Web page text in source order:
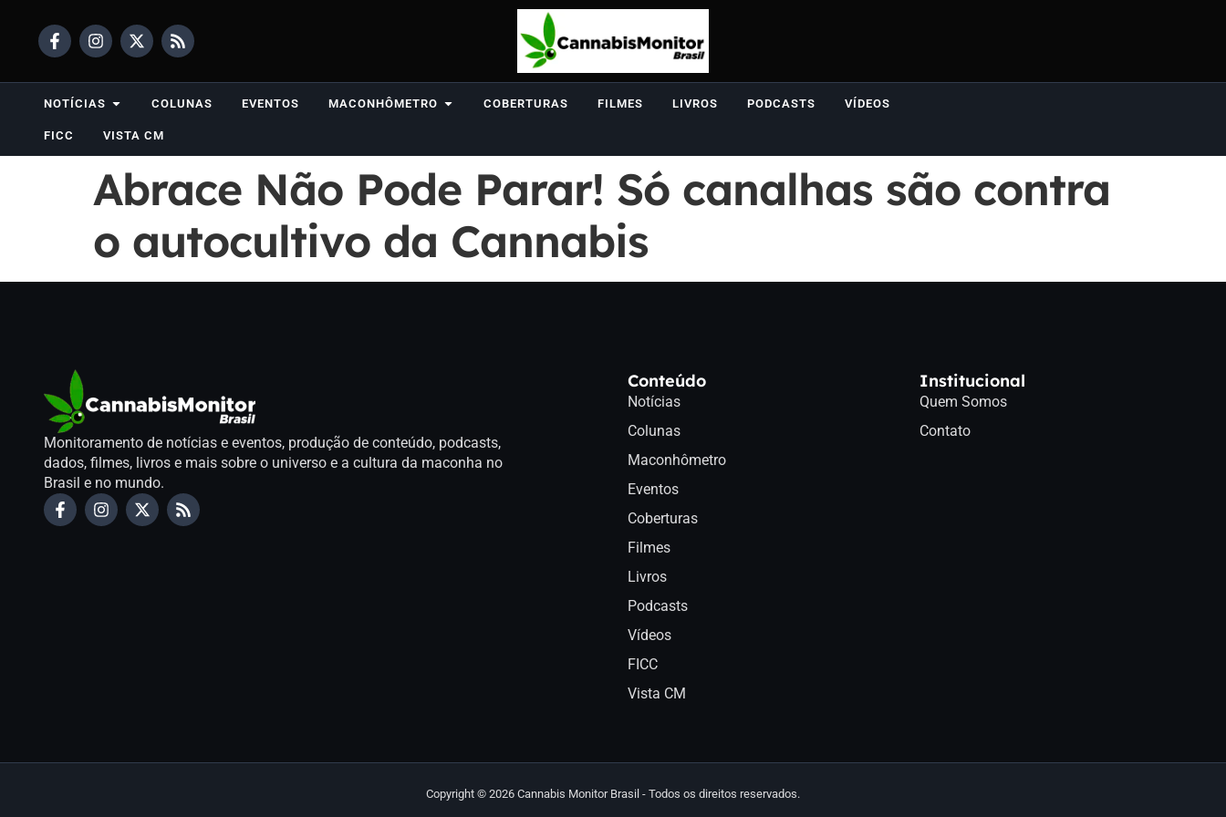
NOTÍCIAS COLUNAS EVENTOS MACONHÔMETRO COBERTURAS FILMES LIVROS PODCASTS VÍDEOS
FICC VISTA CM
Abrace Não Pode Parar! Só canalhas são contra
o autocultivo da Cannabis
Monitoramento de notícias e eventos, produção de conteúdo, podcasts,
dados, filmes, livros e mais sobre o universo e a cultura da maconha no
Brasil e no mundo.
Conteúdo
Notícias
Colunas
Maconhômetro
Eventos
Coberturas
Filmes
Livros
Podcasts
Vídeos
FICC
Vista CM
Institucional
Quem Somos
Contato
Copyright © 2026 Cannabis Monitor Brasil - Todos os direitos reservados.